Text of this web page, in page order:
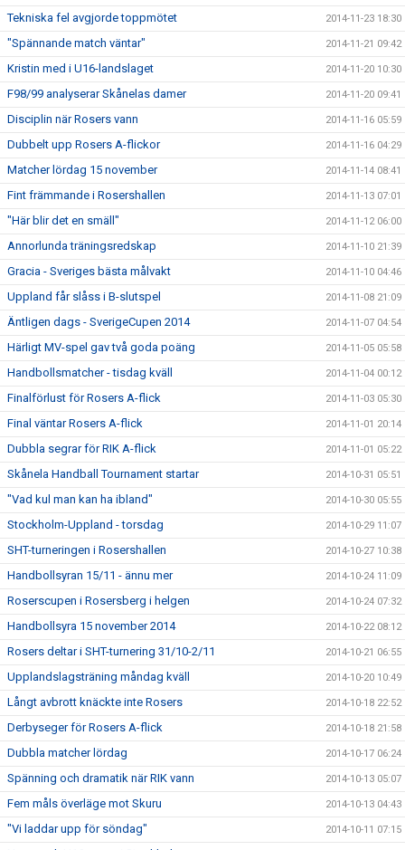
Tekniska fel avgjorde toppmötet 2014-11-23 18:30
"Spännande match väntar" 2014-11-21 09:42
Kristin med i U16-landslaget 2014-11-20 10:30
F98/99 analyserar Skånelas damer 2014-11-20 09:41
Disciplin när Rosers vann 2014-11-16 05:59
Dubbelt upp Rosers A-flickor 2014-11-16 04:29
Matcher lördag 15 november 2014-11-14 08:41
Fint främmande i Rosershallen 2014-11-13 07:01
"Här blir det en smäll" 2014-11-12 06:00
Annorlunda träningsredskap 2014-11-10 21:39
Gracia - Sveriges bästa målvakt 2014-11-10 04:46
Uppland får slåss i B-slutspel 2014-11-08 21:09
Äntligen dags - SverigeCupen 2014 2014-11-07 04:54
Härligt MV-spel gav två goda poäng 2014-11-05 05:58
Handbollsmatcher - tisdag kväll 2014-11-04 00:12
Finalförlust för Rosers A-flick 2014-11-03 05:30
Final väntar Rosers A-flick 2014-11-01 20:14
Dubbla segrar för RIK A-flick 2014-11-01 05:22
Skånela Handball Tournament startar 2014-10-31 05:51
"Vad kul man kan ha ibland" 2014-10-30 05:55
Stockholm-Uppland - torsdag 2014-10-29 11:07
SHT-turneringen i Rosershallen 2014-10-27 10:38
Handbollsyran 15/11 - ännu mer 2014-10-24 11:09
Roserscupen i Rosersberg i helgen 2014-10-24 07:32
Handbollsyra 15 november 2014 2014-10-22 08:12
Rosers deltar i SHT-turnering 31/10-2/11 2014-10-21 06:55
Upplandslagsträning måndag kväll 2014-10-20 10:49
Långt avbrott knäckte inte Rosers 2014-10-18 22:52
Derbyseger för Rosers A-flick 2014-10-18 21:58
Dubbla matcher lördag 2014-10-17 06:24
Spänning och dramatik när RIK vann 2014-10-13 05:07
Fem måls överläge mot Skuru 2014-10-13 04:43
"Vi laddar upp för söndag" 2014-10-11 07:15